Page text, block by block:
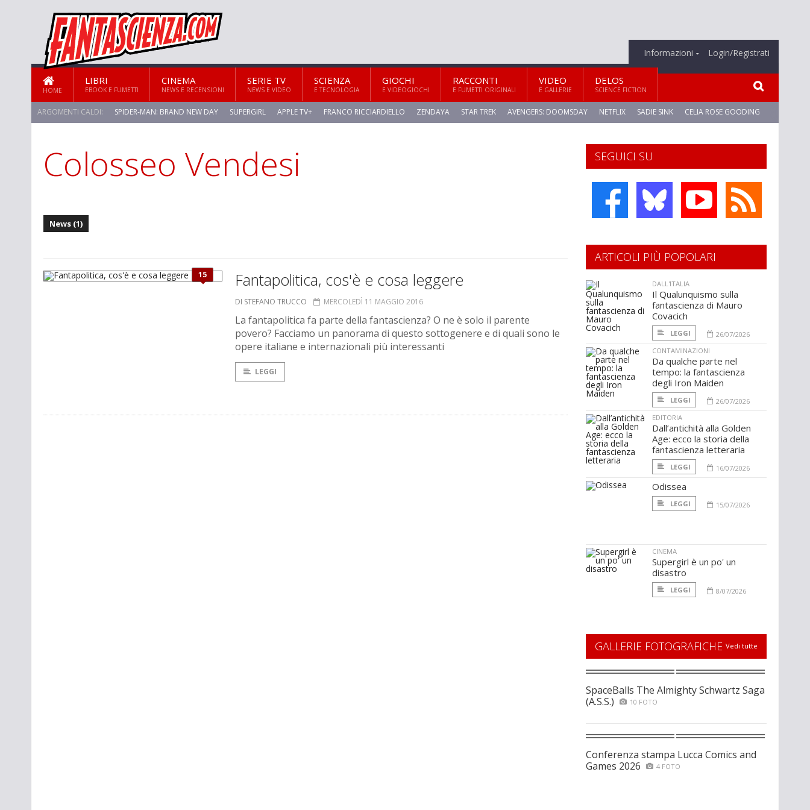
Informazioni Login/Registrati
HOME
LIBRI
EBOOK E FUMETTI
CINEMA
NEWS E RECENSIONI
SERIE TV
NEWS E VIDEO
SCIENZA
E TECNOLOGIA
GIOCHI
E VIDEOGIOCHI
RACCONTI
E FUMETTI ORIGINALI
VIDEO
E GALLERIE
DELOS
SCIENCE FICTION
ARGOMENTI CALDI: SPIDER-MAN: BRAND NEW DAY SUPERGIRL APPLE TV+ FRANCO RICCIARDIELLO ZENDAYA STAR TREK AVENGERS: DOOMSDAY NETFLIX SADIE SINK CELIA ROSE GOODING
Colosseo Vendesi
News (1)
15 Fantapolitica, cos'è e cosa leggere
DI STEFANO TRUCCO MERCOLEDÌ 11 MAGGIO 2016
La fantapolitica fa parte della fantascienza? O ne è solo il parente
povero? Facciamo un panorama di questo sottogenere e di quali sono le
opere italiane e internazionali più interessanti
LEGGI
SEGUICI SU
ARTICOLI PIÙ POPOLARI
DALL'ITALIA
Il Qualunquismo sulla
fantascienza di Mauro
Covacich
LEGGI
26/07/2026
CONTAMINAZIONI
Da qualche parte nel
tempo: la fantascienza
degli Iron Maiden
LEGGI
26/07/2026
EDITORIA
Dall’antichità alla Golden
Age: ecco la storia della
fantascienza letteraria
LEGGI 16/07/2026
Odissea
LEGGI 15/07/2026
CINEMA
Supergirl è un po' un
disastro
LEGGI 8/07/2026
GALLERIE FOTOGRAFICHE Vedi tutte
SpaceBalls The Almighty Schwartz Saga
(A.S.S.)
10 FOTO
Conferenza stampa Lucca Comics and
Games 2026
4 FOTO